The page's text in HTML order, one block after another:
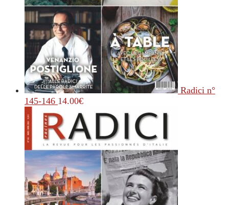
Radici n°
145-146 14.00€